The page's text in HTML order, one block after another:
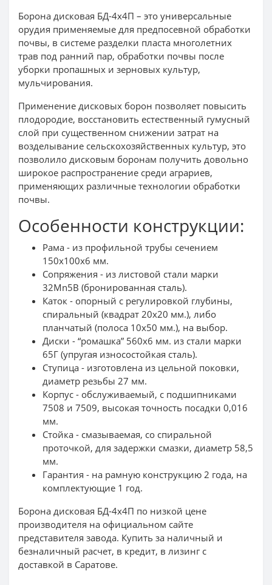
Борона дисковая БД-4х4П – это универсальные
орудия применяемые для предпосевной обработки
почвы, в системе разделки пласта многолетних
трав под ранний пар, обработки почвы после
уборки пропашных и зерновых культур,
мульчирования.
Применение дисковых борон позволяет повысить
плодородие, восстановить естественный гумусный
слой при существенном снижении затрат на
возделывание сельскохозяйственных культур, это
позволило дисковым боронам получить довольно
широкое распространение среди аграриев,
применяющих различные технологии обработки
почвы.
Особенности конструкции:
Рама - из профильной трубы сечением
150х100х6 мм.
Сопряжения - из листовой стали марки
32Mn5B (бронированная сталь).
Каток - опорный с регулировкой глубины,
спиральный (квадрат 20х20 мм.), либо
планчатый (полоса 10х50 мм.), на выбор.
Диски - “ромашка” 560х6 мм. из стали марки
65Г (упругая износостойкая сталь).
Ступица - изготовлена из цельной поковки,
диаметр резьбы 27 мм.
Корпус - обслуживаемый, с подшипниками
7508 и 7509, высокая точность посадки 0,016
мм.
Стойка - смазываемая, со спиральной
проточкой, для задержки смазки, диаметр 58,5
мм.
Гарантия - на рамную конструкцию 2 года, на
комплектующие 1 год.
Борона дисковая БД-4х4П по низкой цене
производителя на официальном сайте
представителя завода. Купить за наличный и
безналичный расчет, в кредит, в лизинг с
доставкой в Саратове.